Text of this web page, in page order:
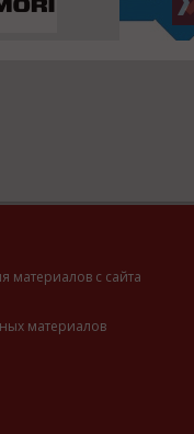
материалов с сайта
материалов